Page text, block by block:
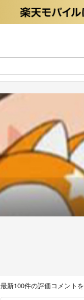
最新100件の評価コメント